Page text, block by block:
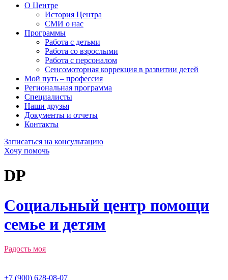
О Центре
История Центра
СМИ о нас
Программы
Работа с детьми
Работа со взрослыми
Работа с персоналом
Сенсомоторная коррекция в развитии детей
Мой путь – профессия
Региональная программа
Специалисты
Наши друзья
Документы и отчеты
Контакты
Записаться на консультацию
Хочу помочь
DP
Социальный центр помощи
семье и детям
Радость моя
+7 (900) 628-08-07